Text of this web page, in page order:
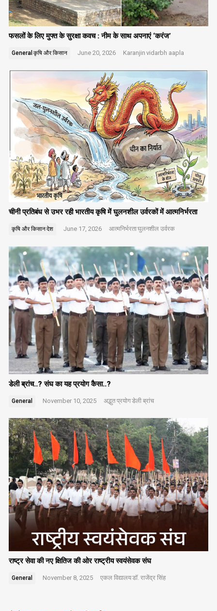
फसलों के लिए मुफ्त के सुरक्षा कवच : नीम के साथ अपनाएं ‘करंज’
General कृषि और किसान June 20, 2026 Karanjin vidarbh aapla
चीनी प्रतिबंध से उभर रही भारतीय कृषि में घुलनशील उर्वरकों में आत्मनिर्भरता
कृषि और किसानदेश June 17, 2026 आत्मनिर्भरताघुलनशील उर्वरक
डेली ब्रांच..? संघ का यह प्रयोग कैसा..?
General November 10, 2025 अद्भुत प्रयोगडेली ब्रांच
राष्ट्र सेवा की नए क्षितिज की ओर राष्ट्रीय स्वयंसेवक संघ
General November 8, 2025 एकल विद्यालयडॉ. राजेंद्र सिंह